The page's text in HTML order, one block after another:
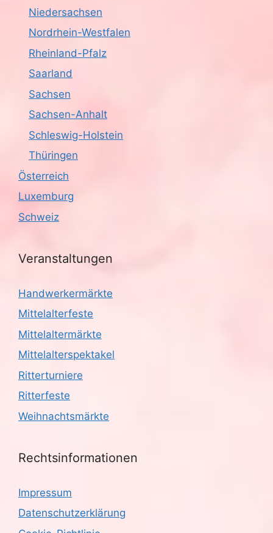
Niedersachsen
Nordrhein-Westfalen
Rheinland-Pfalz
Saarland
Sachsen
Sachsen-Anhalt
Schleswig-Holstein
Thüringen
Österreich
Luxemburg
Schweiz
Veranstaltungen
Handwerkermärkte
Mittelalterfeste
Mittelaltermärkte
Mittelalterspektakel
Ritterturniere
Ritterfeste
Weihnachtsmärkte
Rechtsinformationen
Impressum
Datenschutzerklärung